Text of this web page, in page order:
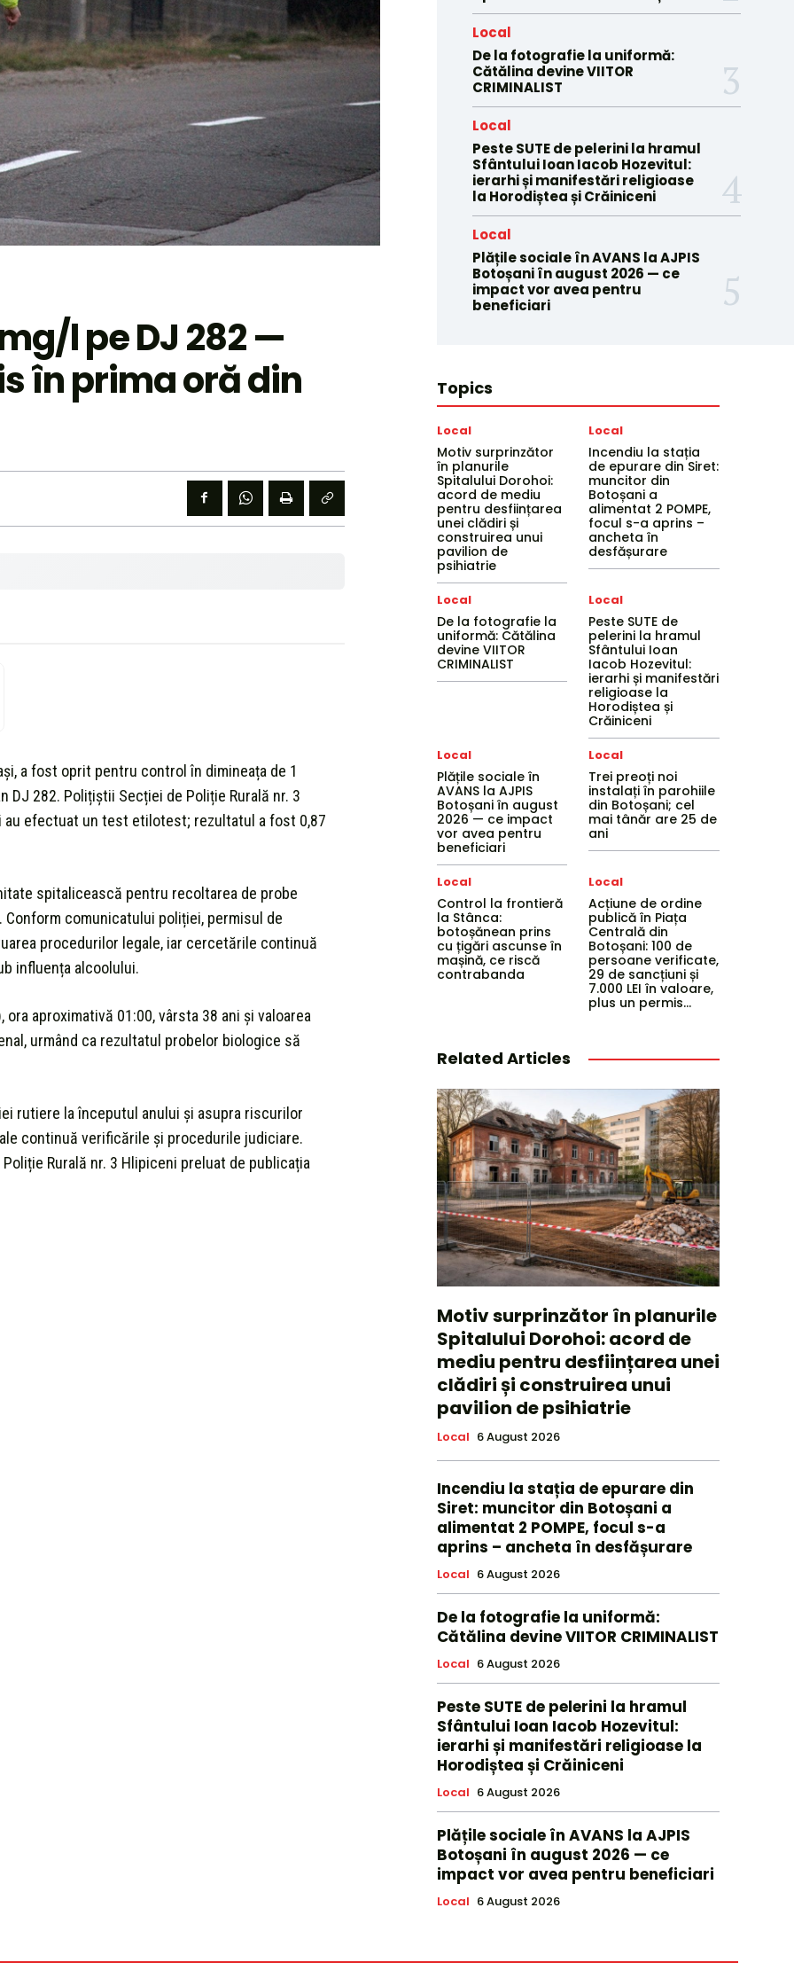
l pe DJ 282 —
în prima oră din
a fost oprit pentru control în dimineața de 1
DJ 282. Polițiștii Secției de Poliție Rurală nr. 3
efectuat un test etilotest; rezultatul a fost 0,87
spitalicească pentru recoltarea de probe
comunicatului poliției, permisul de
procedurilor legale, iar cercetările continuă
influența alcoolului.
aproximativă 01:00, vârsta 38 ani și valoarea
urmând ca rezultatul probelor biologice să
rutiere la începutul anului și asupra riscurilor
continuă verificările și procedurile judiciare.
Rurală nr. 3 Hlipiceni preluat de publicația
Local
De la fotografie la uniformă:
Cătălina devine VIITOR
CRIMINALIST
Local
Peste SUTE de pelerini la hramul
Sfântului Ioan Iacob Hozevitul:
ierarhi și manifestări religioase
la Horodiștea și Crăiniceni
Local
Plățile sociale în AVANS la AJPIS
Botoșani în august 2026 — ce
impact vor avea pentru
beneficiari
Topics
Local
Motiv surprinzător
în planurile
Spitalului Dorohoi:
acord de mediu
pentru desființarea
unei clădiri și
construirea unui
pavilion de
psihiatrie
Local
Incendiu la stația
de epurare din Siret:
muncitor din
Botoșani a
alimentat 2 POMPE,
focul s-a aprins –
ancheta în
desfășurare
Local
De la fotografie la
uniformă: Cătălina
devine VIITOR
CRIMINALIST
Local
Peste SUTE de
pelerini la hramul
Sfântului Ioan
Iacob Hozevitul:
ierarhi și manifestări
religioase la
Horodiștea și
Crăiniceni
Local
Plățile sociale în
AVANS la AJPIS
Botoșani în august
2026 — ce impact
vor avea pentru
beneficiari
Local
Trei preoți noi
instalați în parohiile
din Botoșani; cel
mai tânăr are 25 de
ani
Local
Control la frontieră
la Stânca:
botoșănean prins
cu țigări ascunse în
mașină, ce riscă
contrabanda
Local
Acțiune de ordine
publică în Piața
Centrală din
Botoșani: 100 de
persoane verificate,
29 de sancțiuni și
7.000 LEI în valoare,
plus un permis...
Related Articles
Motiv surprinzător în planurile
Spitalului Dorohoi: acord de
mediu pentru desființarea unei
clădiri și construirea unui
pavilion de psihiatrie
Local 6 August 2026
Incendiu la stația de epurare din
Siret: muncitor din Botoșani a
alimentat 2 POMPE, focul s-a
aprins – ancheta în desfășurare
Local 6 August 2026
De la fotografie la uniformă:
Cătălina devine VIITOR CRIMINALIST
Local 6 August 2026
Peste SUTE de pelerini la hramul
Sfântului Ioan Iacob Hozevitul:
ierarhi și manifestări religioase la
Horodiștea și Crăiniceni
Local 6 August 2026
Plățile sociale în AVANS la AJPIS
Botoșani în august 2026 — ce
impact vor avea pentru beneficiari
Local 6 August 2026